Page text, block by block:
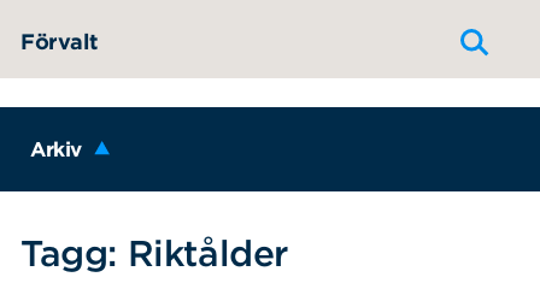
Förvalt
Arkiv
Tagg: Riktålder